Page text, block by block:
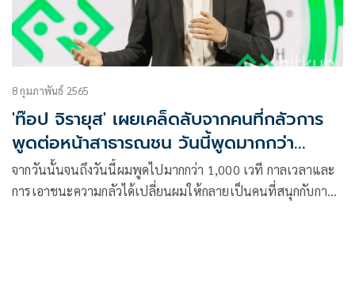
8 กุมภาพันธ์ 2565
'ท๊อป จิรายุส' เผยเคล็ดลับจากคนที่กลัวการ
พูดต่อหน้าสาธารณชน วันนี้พูดมากกว่า
1,000 เวทีแล้ว
จากวันนั้นจนถึงวันนี้ผมพูดไปมากกว่า 1,000 เวที กาลเวลาและ
การเอาชนะความกลัวได้เปลี่ยนผมให้กลายเป็นคนที่สนุกกับการ